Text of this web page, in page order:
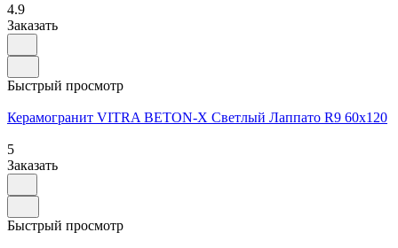
4.9
Заказать
Быстрый просмотр
Керамогранит VITRA BETON-X Cветлый Лаппато R9 60x120
5
Заказать
Быстрый просмотр